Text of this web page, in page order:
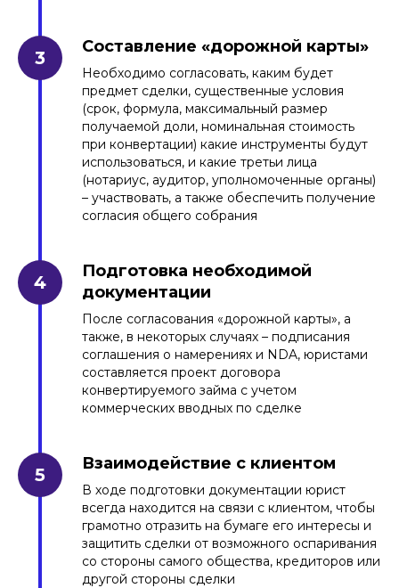
Составление «дорожной карты»
Необходимо согласовать, каким будет
предмет сделки, существенные условия
(срок, формула, максимальный размер
получаемой доли, номинальная стоимость
при конвертации) какие инструменты будут
использоваться, и какие третьи лица
(нотариус, аудитор, уполномоченные органы)
– участвовать, а также обеспечить получение
согласия общего собрания
Подготовка необходимой
документации
После согласования «дорожной карты», а
также, в некоторых случаях – подписания
соглашения о намерениях и NDA, юристами
составляется проект договора
конвертируемого займа с учетом
коммерческих вводных по сделке
Взаимодействие с клиентом
В ходе подготовки документации юрист
всегда находится на связи с клиентом, чтобы
грамотно отразить на бумаге его интересы и
защитить сделки от возможного оспаривания
со стороны самого общества, кредиторов или
другой стороны сделки